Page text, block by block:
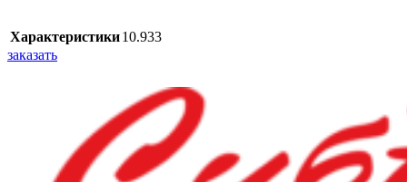
Характеристики10.933
заказать